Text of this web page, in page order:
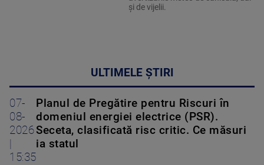
și de vijelii.
ULTIMELE ȘTIRI
07-
08-
2026
15:35
Planul de Pregătire pentru Riscuri în
domeniul energiei electrice (PSR).
Seceta, clasificată risc critic. Ce măsuri
ia statul